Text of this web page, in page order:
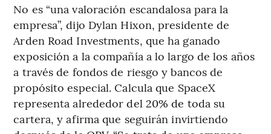
No es “una valoración escandalosa para la
empresa”, dijo Dylan Hixon, presidente de
Arden Road Investments, que ha ganado
exposición a la compañía a lo largo de los años
a través de fondos de riesgo y bancos de
propósito especial. Calcula que SpaceX
representa alrededor del 20% de toda su
cartera, y afirma que seguirán invirtiendo